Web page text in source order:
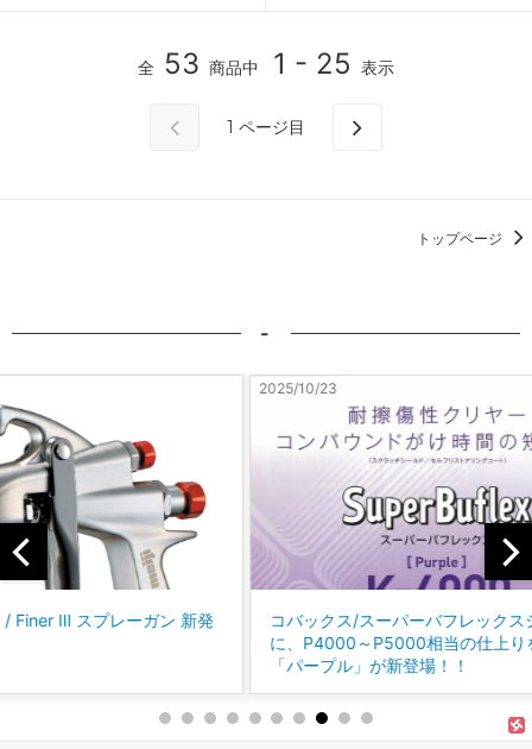
全 53 商品中 1 - 25 表示
1 ページ目
トップページ
-
新発
コバックス/スーパーバフレックスシリーズ
に、P4000～P5000相当の仕上りを得られる
「パープル」が新登場！！
白ぼ